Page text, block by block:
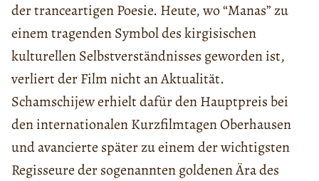
der tranceartigen Poesie. Heute, wo “Manas” zu
einem tragenden Symbol des kirgisischen
kulturellen Selbstverständnisses geworden ist,
verliert der Film nicht an Aktualität.
Schamschijew erhielt dafür den Hauptpreis bei
den internationalen Kurzfilmtagen Oberhausen
und avancierte später zu einem der wichtigsten
Regisseure der sogenannten goldenen Ära des